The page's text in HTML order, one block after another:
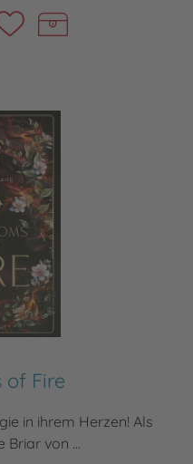
of Fire
in ihrem Herzen! Als
Briar von ...